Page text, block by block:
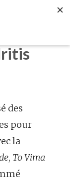
des
pour
la
, To Vima